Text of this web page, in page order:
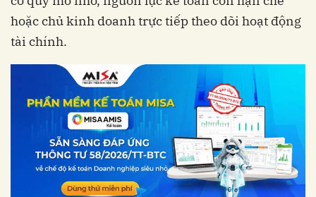
hoặc chủ kinh doanh trực tiếp theo dõi hoạt động
tài chính.